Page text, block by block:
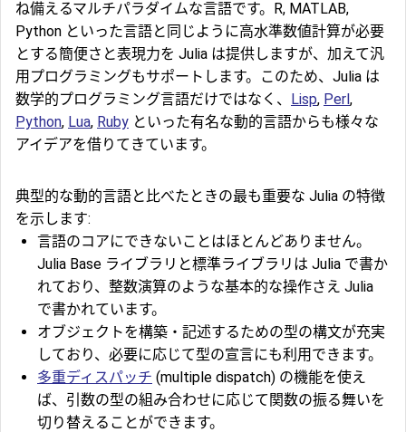
ね備えるマルチパラダイムな言語です。R, MATLAB,
Python といった言語と同じように高水準数値計算が必要
とする簡便さと表現力を Julia は提供しますが、加えて汎
用プログラミングもサポートします。このため、Julia は
数学的プログラミング言語だけではなく、 Lisp, Perl,
Python, Lua, Ruby といった有名な動的言語からも様々な
アイデアを借りてきています。
典型的な動的言語と比べたときの最も重要な Julia の特徴
を示します:
言語のコアにできないことはほとんどありません。
Julia Base ライブラリと標準ライブラリは Julia で書か
れており、整数演算のような基本的な操作さえ Julia
で書かれています。
オブジェクトを構築・記述するための型の構文が充実
しており、必要に応じて型の宣言にも利用できます。
多重ディスパッチ (multiple dispatch) の機能を使え
ば、引数の型の組み合わせに応じて関数の振る舞いを
切り替えることができます。